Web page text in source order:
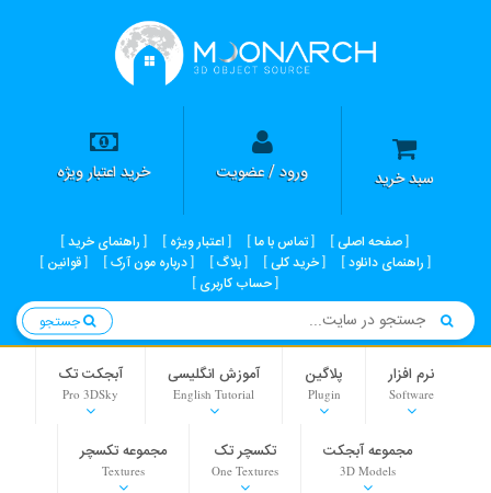
سبد خرید ورود / عضویت خرید اعتبار ویژه
صفحه اصلی تماس با ما اعتبار ویژه
راهنمای خرید
راهنمای دانلود
خرید کلی بلاگ درباره مون آرک
قوانین
حساب کاربری
نرم افزار
Software
پلاگین
Plugin
آموزش انگلیسی
English Tutorial
آبجکت تک
Pro 3DSky
مجموعه آبجکت
3D Models
تکسچر تک
One Textures
مجموعه تکسچر
Textures